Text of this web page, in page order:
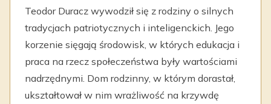
Teodor Duracz wywodził się z rodziny o silnych
tradycjach patriotycznych i inteligenckich. Jego
korzenie sięgają środowisk, w których edukacja i
praca na rzecz społeczeństwa były wartościami
nadrzędnymi. Dom rodzinny, w którym dorastał,
ukształtował w nim wrażliwość na krzywdę